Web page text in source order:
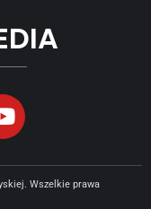
Wszelkie prawa